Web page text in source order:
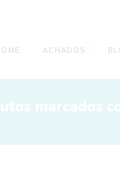
ACHADOS
marcados